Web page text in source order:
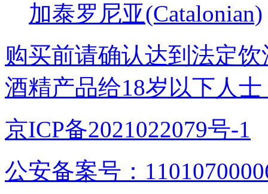
加泰罗尼亚(Catalonian)
购买前请确认达到法定
酒精产品给18岁以下人士
京ICP备2021022079号-1
公安备案号：